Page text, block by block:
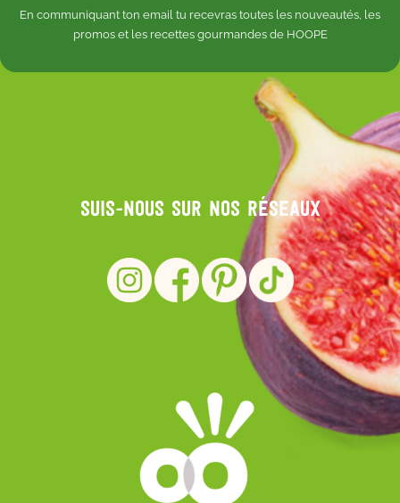
En communiquant ton email tu recevras toutes les nouveautés, les
promos et les recettes gourmandes de HOOPE
Suis-nous sur nos réseaux